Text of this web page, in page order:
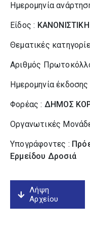
Ημερομηνία
Είδος :
Θεματικές
Αριθμός
Ημερομηνία έκδοσης
Φορέας : ΔΗΜΟΣ
Οργανωτικές
Υπογράφοντες :
Ερμείδου Δροσιά
Λήψη
Αρχείου